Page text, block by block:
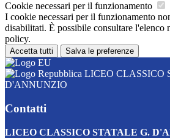
Cookie necessari per il funzionamento
I cookie necessari per il funzionamento
disabilitati. È possibile consultare l'elenco
policy.
Accetta tutti Salva le preferenze
LICEO CLASSICO
D'ANNUNZIO
Contatti
LICEO CLASSICO STATALE G.